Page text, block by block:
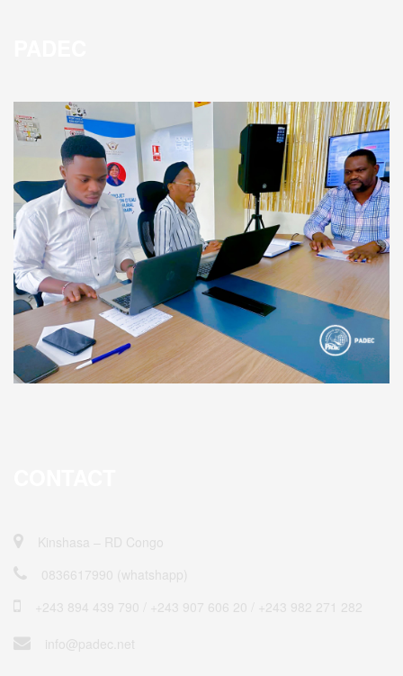
Kinshasa – RD Congo
0836617990 (whatshapp)
+243 894 439 790 / ‎+243 907 606 20 / +243 982 271 282
info@padec.net